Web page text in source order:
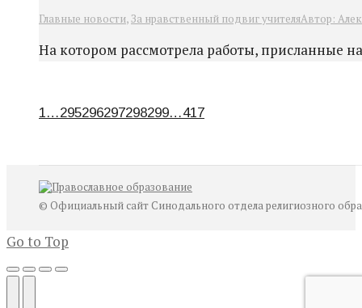
Главные новости,За нравственный подвиг учителяАвтор:
На котором рассмотрела работы, присланные
1…295296297298299…417
© Официальный сайт Синодального отдела религиозного
Go to Top